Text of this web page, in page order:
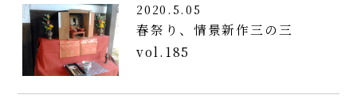
2020.5.05
春祭り、情景新作三の三
vol.185